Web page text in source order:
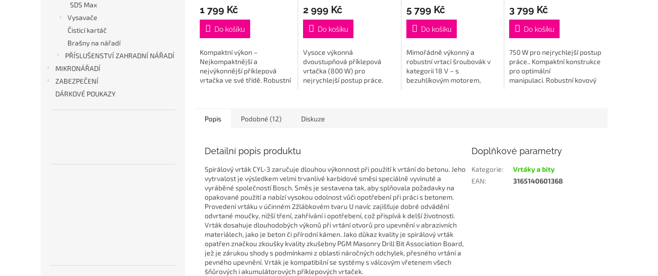
SDS Max
Vysavače
Čisticí kartáč
Brašny na nářadí
PŘÍSLUŠENSTVÍ ZAHRADNÍ NÁŘADÍ
MIKRONÁŘADÍ
ZABEZPEČENÍ
DÁRKOVÉ POUKAZY
1 799 Kč
Do košíku
Kompaktní výkon –
Nejkompaktnější a
nejvýkonnější příklepová
vrtačka ve své třídě. Robustní
2 999 Kč
Do košíku
Vysoce výkonná
dvoustupňová příklepová
vrtačka (800 W) pro
nejrychlejší postup práce.
bezpečnostní spojka...
5 799 Kč
Do košíku
Mimořádně výkonný a
robustní vrtací šroubovák v
kategorii 18 V – s
bezuhlíkovým motorem,
3 799 Kč
Do košíku
750 W pro nejrychlejší postup
práce.. Kompaktní konstrukce
pro optimální
manipulaci. Robustní kovový
Popis Podobné (12) Diskuze
Detailní popis produktu
Spirálový vrták CYL-3 zaručuje dlouhou výkonnost při použití k vrtání do betonu. Jeho
vytrvalost je výsledkem velmi trvanlivé karbidové směsi speciálně vyvinuté a
vyráběné společností Bosch. Směs je sestavena tak, aby splňovala požadavky na
opakované použití a nabízí vysokou odolnost vůči opotřebení při práci s betonem.
Provedení vrtáku v účinném 2žlábkovém tvaru U navíc zajišťuje dobré odvádění
odvrtané moučky, nižší tření, zahřívání i opotřebení, což přispívá k delší životnosti.
Vrták dosahuje dlouhodobých výkonů při vrtání otvorů pro upevnění v abrazivních
materiálech, jako je beton či přírodní kámen. Jako důkaz kvality je spirálový vrták
opatřen značkou zkoušky kvality zkušebny PGM Masonry Drill Bit Association Board,
jež je zárukou shody s podmínkami z oblasti náročných odchylek, přesného vrtání a
pevného upevnění. Vrták je kompatibilní se systémy s válcovým vřetenem všech
šňůrových i akumulátorových příklepových vrtaček.
Doplňkové parametry
Kategorie:
Vrtáky a bity
EAN: 3165140601368